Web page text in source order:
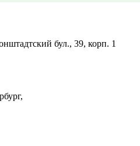
бул., 39, корп. 1